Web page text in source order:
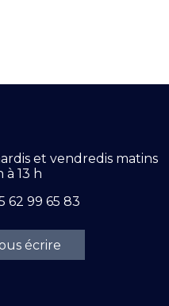
et vendredis matins
à 13 h
62 99 65 83
écrire